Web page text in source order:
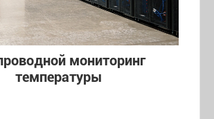
мониторинг
температуры